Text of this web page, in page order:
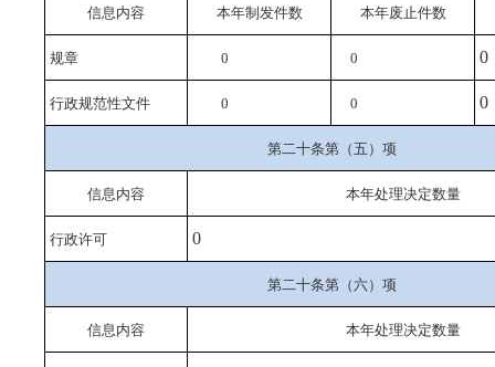
信息内容 本年制发件数 本年废止件数
规章 0 0 0
行政规范性文件 0 0 0
第二十条第（五）项
信息内容 本年处理决定数量
行政许可 0
第二十条第（六）项
信息内容 本年处理决定数量